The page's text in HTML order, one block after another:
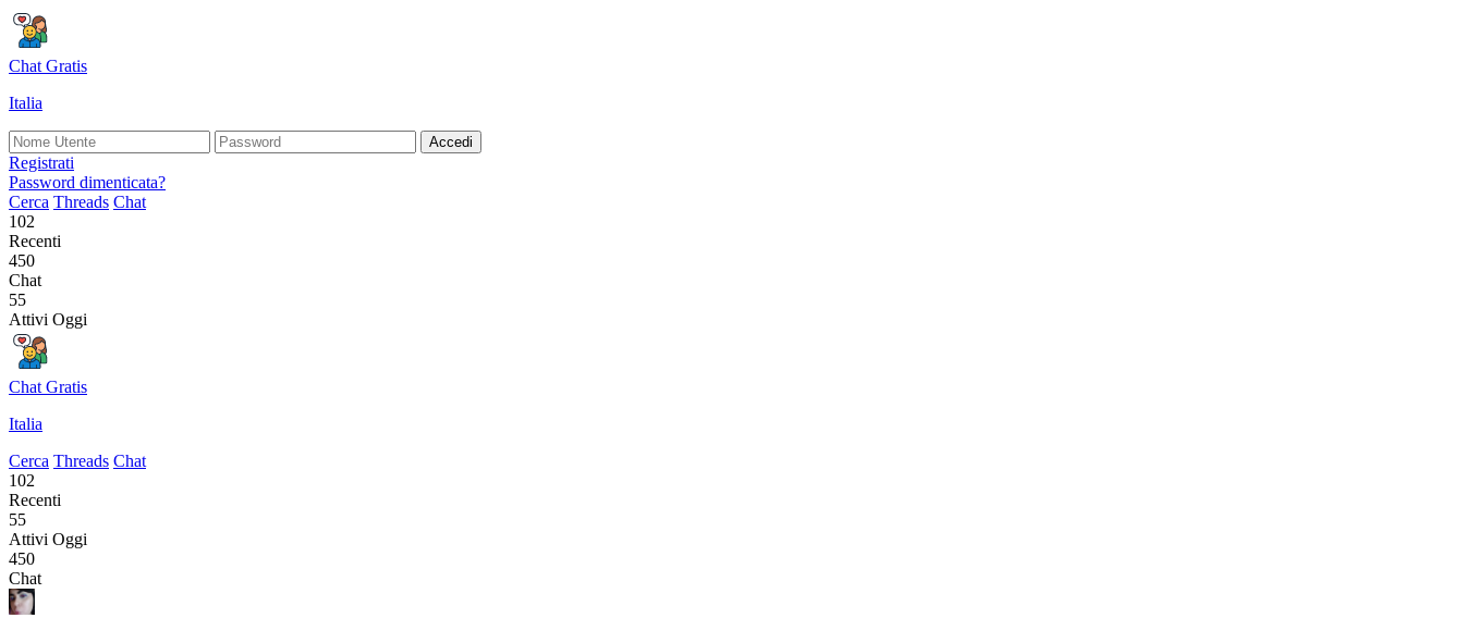
Chat Gratis
Italia
Accedi
Registrati
Password dimenticata?
Cerca Threads Chat
102
Recenti
450
Chat
55
Attivi Oggi
Chat Gratis
Italia
Cerca Threads Chat
102
Recenti
55
Attivi Oggi
450
Chat